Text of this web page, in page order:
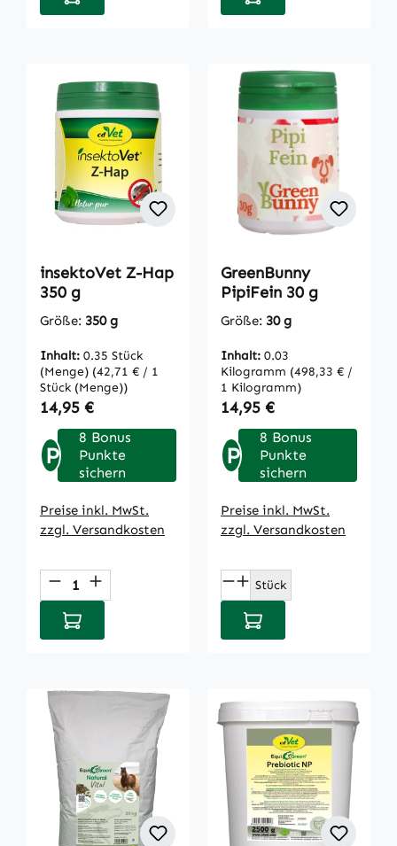
insektoVet Z-Hap
350 g
Größe: 350 g
Inhalt: 0.35 Stück
(Menge) (42,71 € / 1
Stück (Menge))
Regulärer Preis:
14,95 €
P
8 Bonus
Punkte
sichern
Preise inkl. MwSt.
zzgl. Versandkosten
Produkt Anzahl: Gib den
In den Warenkorb
GreenBunny
PipiFein 30 g
Größe: 30 g
Inhalt: 0.03
Kilogramm (498,33 € /
1 Kilogramm)
Regulärer Preis:
14,95 €
P
8 Bonus
Punkte
sichern
Preise inkl. MwSt.
zzgl. Versandkosten
Produkt Anzahl:
Stück
In den Warenkorb